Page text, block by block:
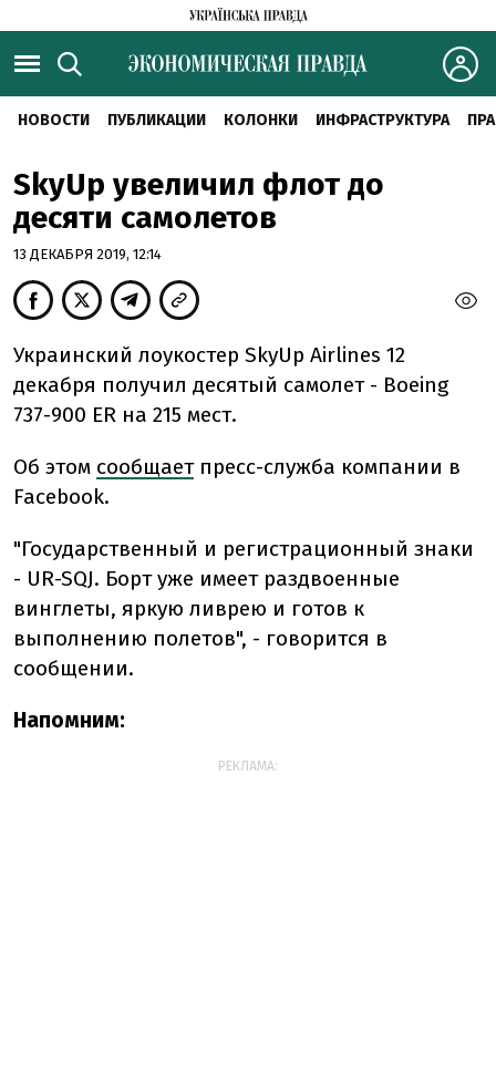
НОВОСТИ ПУБЛИКАЦИИ КОЛОНКИ ИНФРАСТРУКТУРА
SkyUp увеличил флот до
десяти самолетов
13 ДЕКАБРЯ 2019, 12:14
Украинский лоукостер SkyUp Airlines 12
декабря получил десятый самолет - Boeing
737-900 ER на 215 мест.
Об этом сообщаетпресс-служба компании в
Facebook.
"Государственный и регистрационный знаки
- UR-SQJ. Борт уже имеет раздвоенные
винглеты, яркую ливрею и готов к
выполнению полетов", - говорится в
сообщении.
Напомним:
РЕКЛАМА: